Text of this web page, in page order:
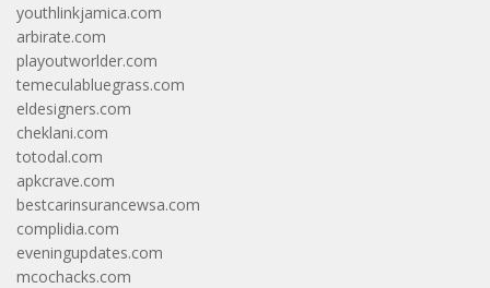
youthlinkjamica.com
arbirate.com
playoutworlder.com
temeculabluegrass.com
eldesigners.com
cheklani.com
totodal.com
apkcrave.com
bestcarinsurancewsa.com
complidia.com
eveningupdates.com
mcochacks.com